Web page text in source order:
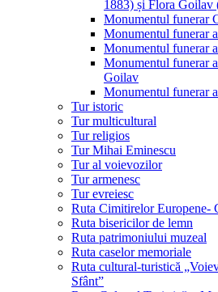
1883) și Flora Goilav
Monumentul funerar
Monumentul funerar
Monumentul funerar
Monumentul funerar
Goilav
Monumentul funerar
Tur istoric
Tur multicultural
Tur religios
Tur Mihai Eminescu
Tur al voievozilor
Tur armenesc
Tur evreiesc
Ruta Cimitirelor Europene-
Ruta bisericilor de lemn
Ruta patrimoniului muzeal
Ruta caselor memoriale
Ruta cultural-turistică
Sfânt”